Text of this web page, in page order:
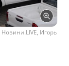
Игорь